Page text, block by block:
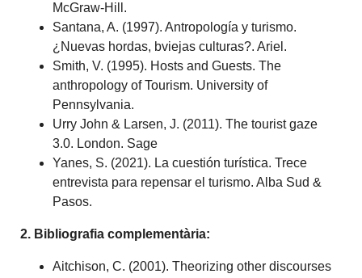
McGraw-Hill.
Santana, A. (1997). Antropología y turismo.
¿Nuevas hordas, bviejas culturas?. Ariel.
Smith, V. (1995). Hosts and Guests. The
anthropology of Tourism. University of
Pennsylvania.
Urry John & Larsen, J. (2011). The tourist gaze
3.0. London. Sage
Yanes, S. (2021). La cuestión turística. Trece
entrevista para repensar el turismo. Alba Sud &
Pasos.
2. Bibliografia complementària:
Aitchison, C. (2001). Theorizing other discourses